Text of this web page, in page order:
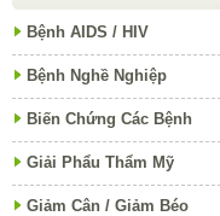
Bệnh AIDS / HIV
Bệnh Nghề Nghiệp
Biến Chứng Các Bệnh
Giải Phẩu Thẩm Mỹ
Giảm Cân / Giảm Béo